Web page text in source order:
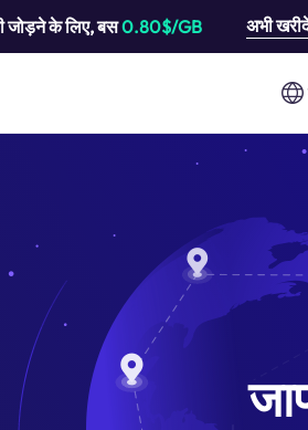
जोड़ने के लिए, बस0.80$/GB अभी